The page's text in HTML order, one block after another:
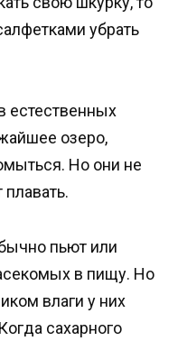
убрать
естественных
озеро,
Но они не
пьют или
в пищу. Но
влаги у них
сахарного